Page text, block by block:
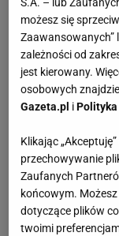
protestujący
państwo
meksykańskimi
stron nie
poniosło 250
mówiło się
później w
podczas
terrorystyczna
S.A. – lub
możesz się
zależności od
jest kierowany.
osobowych
Gazeta.pl iPolityka
Klikając
przechowywanie
Zaufanych
końcowym.
dotyczące plików
twoimi